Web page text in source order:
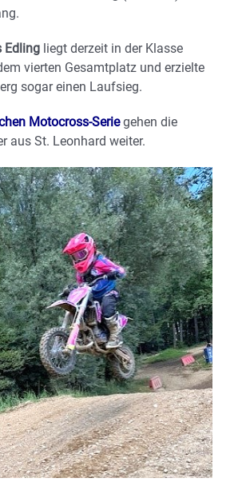
Edling liegt derzeit in der Klasse
vierten Gesamtplatz und erzielte
sogar einen Laufsieg.
Motocross-Seriegehen die
aus St. Leonhard weiter.